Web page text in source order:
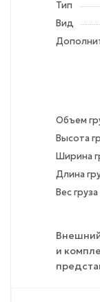
Тип
Вид
Объем
Высота
Ширина
Длина
Вес груза
и